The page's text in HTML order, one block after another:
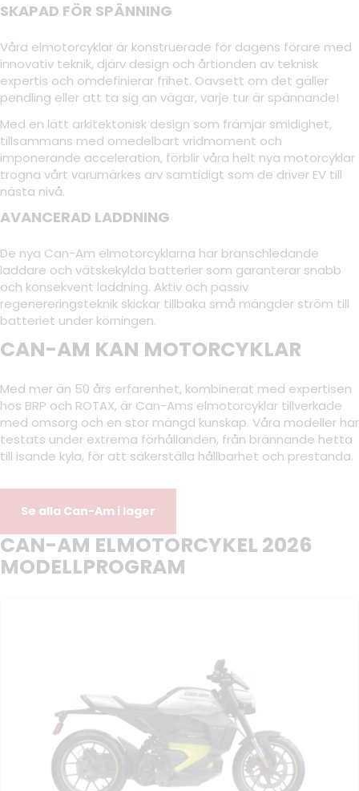
SKAPAD FÖR SPÄNNING
Våra elmotorcyklar är konstruerade för dagens förare med
innovativ teknik, djärv design och årtionden av teknisk
expertis och omdefinierar frihet. Oavsett om det gäller
pendling eller att ta sig an vägar, varje tur är spännande!
Med en lätt arkitektonisk design som främjar smidighet,
tillsammans med omedelbart vridmoment och
imponerande acceleration, förblir våra helt nya motorcyklar
trogna vårt varumärkes arv samtidigt som de driver EV till
nästa nivå.
AVANCERAD LADDNING
De nya Can-Am elmotorcyklarna har branschledande
laddare och vätskekylda batterier som garanterar snabb
och konsekvent laddning. Aktiv och passiv
regenereringsteknik skickar tillbaka små mängder ström till
batteriet under körningen.
CAN-AM KAN MOTORCYKLAR
Med mer än 50 års erfarenhet, kombinerat med expertisen
hos BRP och ROTAX, är Can-Ams elmotorcyklar tillverkade
med omsorg och en stor mängd kunskap. Våra modeller har
testats under extrema förhållanden, från brännande hetta
till isande kyla, för att säkerställa hållbarhet och prestanda.
Se alla Can-Am i lager
CAN-AM ELMOTORCYKEL 2026
MODELLPROGRAM